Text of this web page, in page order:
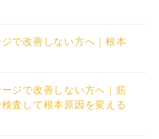
で改善しない方へ｜根本
ジで改善しない方へ｜筋
査して根本原因を変える